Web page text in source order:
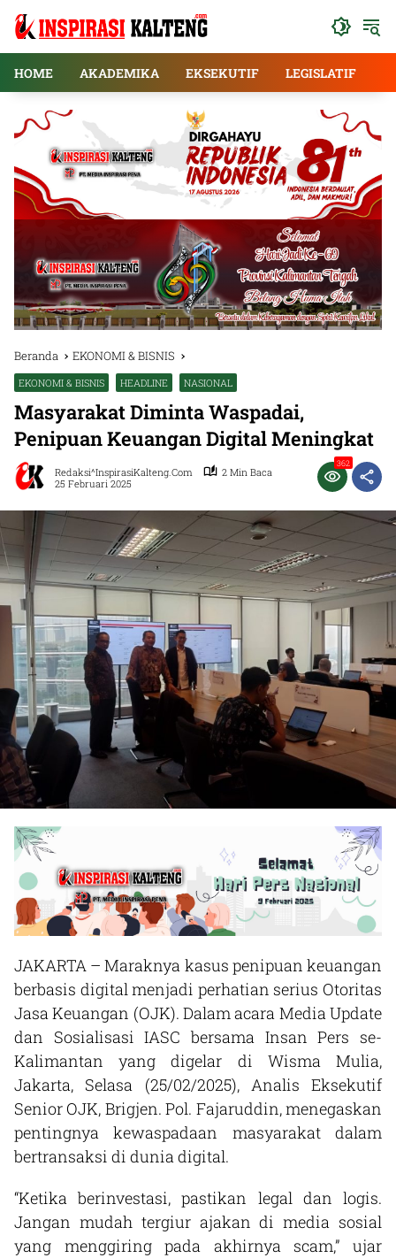
HOME
AKADEMIKA EKSEKUTIF LEGISLATIF
Beranda EKONOMI & BISNIS
EKONOMI & BISNIS HEADLINE NASIONAL
Masyarakat Diminta Waspadai,
Penipuan Keuangan Digital Meningkat
Redaksi^InspirasiKalteng.com
2 Min Baca
25 Februari 2025
362
JAKARTA – Maraknya kasus penipuan keuangan
berbasis digital menjadi perhatian serius Otoritas
Jasa Keuangan (OJK). Dalam acara Media Update
dan Sosialisasi IASC bersama Insan Pers se-
Kalimantan yang digelar di Wisma Mulia,
Jakarta, Selasa (25/02/2025), Analis Eksekutif
Senior OJK, Brigjen. Pol. Fajaruddin, menegaskan
pentingnya kewaspadaan masyarakat dalam
bertransaksi di dunia digital.
“Ketika berinvestasi, pastikan legal dan logis.
Jangan mudah tergiur ajakan di media sosial
yang menggiring pada akhirnya scam,” ujar